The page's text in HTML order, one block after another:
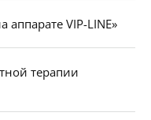
VIP-LINE»
терапии